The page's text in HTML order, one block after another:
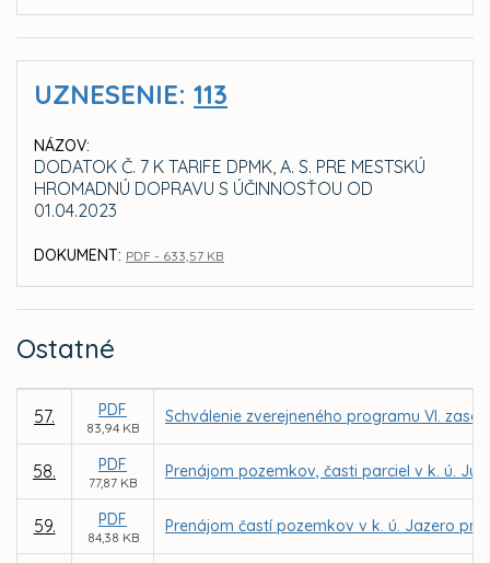
UZNESENIE: 113
NÁZOV:
DODATOK Č. 7 K TARIFE DPMK, A. S. PRE MESTSKÚ
HROMADNÚ DOPRAVU S ÚČINNOSŤOU OD
01.04.2023
DOKUMENT: PDF - 633,57 KB
Ostatné
57. PDF
83,94 KB
Schválenie zverejneného programu VI.
58. PDF
77,87 KB
Prenájom pozemkov, časti parciel v k. ú.
59. PDF
84,38 KB
Prenájom častí pozemkov v k. ú. Jazero